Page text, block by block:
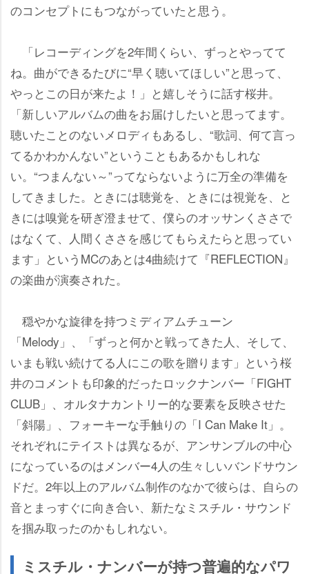
のコンセプトにもつながっていたと思う。
「レコーディングを2年間くらい、ずっとやってて
ね。曲ができるたびに“早く聴いてほしい”と思って、
っとこの日が来たよ！」と嬉しそうに話す桜井。
「新しいアルバムの曲をお届けしたいと思ってます。
聴いたことのないメロディもあるし、“歌詞、何て言っ
てるかわかんない”ということもあるかもしれな
い。“つまんない～”ってならないように万全の準備を
してきました。ときには聴覚を、ときには視覚を、と
きには嗅覚を研ぎ澄ませて、僕らのオッサンくささで
はなくて、人間くささを感じてもらえたらと思ってい
ます」というMCのあとは4曲続けて『REFLECTION』
の楽曲が演奏された。
穏やかな旋律を持つミディアムチューン
「Melody」、「ずっと何かと戦ってきた人、そして、
いまも戦い続けてる人にこの歌を贈ります」という桜
井のコメントも印象的だったロックナンバー「FIGHT
CLUB」、オルタナカントリー的な要素を反映させた
「斜陽」、フォーキーな手触りの「I Can Make It」。
それぞれにテイストは異なるが、アンサンブルの中心
になっているのはメンバー4人の生々しいバンドサウン
ドだ。2年以上のアルバム制作のなかで彼らは、自らの
音とまっすぐに向き合い、新たなミスチル・サウンド
を掴み取ったのかもしれない。
ミスチル・ナンバーが持つ普遍的なパワ